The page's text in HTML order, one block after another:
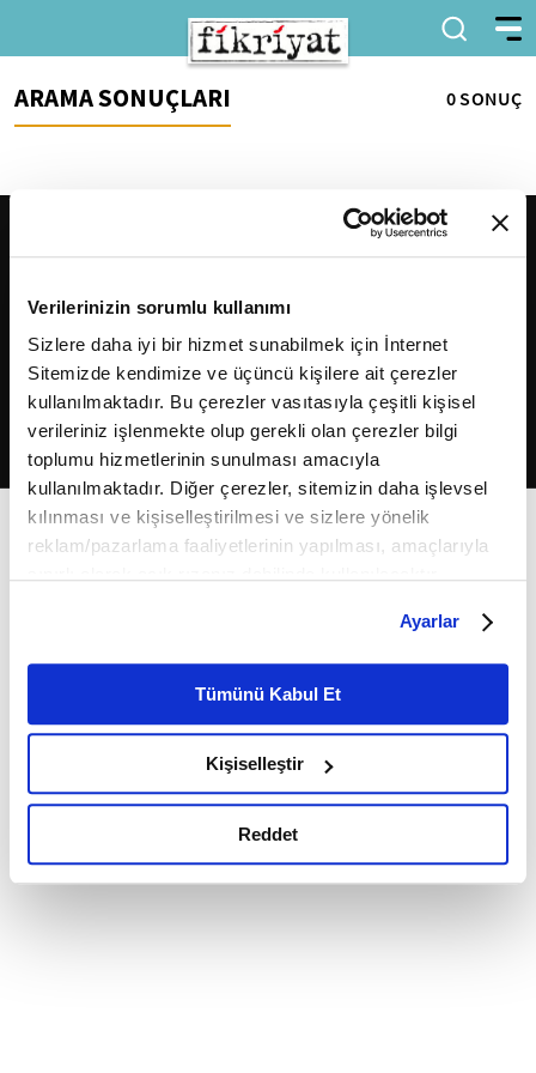
Verilerinizin sorumlu kullanımı
Sizlere daha iyi bir hizmet sunabilmek için İnternet
Sitemizde kendimize ve üçüncü kişilere ait çerezler
kullanılmaktadır. Bu çerezler vasıtasıyla çeşitli kişisel
verileriniz işlenmekte olup gerekli olan çerezler bilgi
toplumu hizmetlerinin sunulması amacıyla
kullanılmaktadır. Diğer çerezler, sitemizin daha işlevsel
kılınması ve kişiselleştirilmesi ve sizlere yönelik
reklam/pazarlama faaliyetlerinin yapılması, amaçlarıyla
belirleyebilirsiniz. Çerezlere ilişkin detaylı bilgi için
Ayarlar butonuna tıklayabilir,Çerez Bilgilendirme
Metnimizi ziyaret edebilirsiniz.
6698 sayılı Kişisel Verilerin Korunması Kanunu uyarınca
okumak ve sitemizi ziyaretiniz kapsamında
gerçekleştirilen veri işleme faaliyetleri ile ilgili daha
detaylı bilgi almak için lütfentıklayınız.
Ayarlar
Tümünü Kabul Et
Kişiselleştir
Reddet
ARAMA SONUÇLARI 0 SONUÇ
2026Fikriyat. Tüm hakları saklıdır.